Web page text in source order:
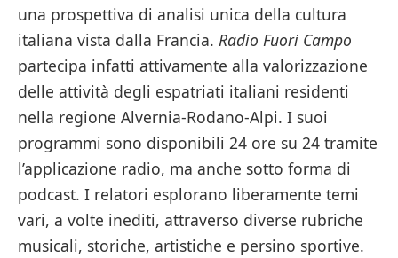
una prospettiva di analisi unica della cultura
italiana vista dalla Francia. Radio Fuori Campo
partecipa infatti attivamente alla valorizzazione
delle attività degli espatriati italiani residenti
nella regione Alvernia-Rodano-Alpi. I suoi
programmi sono disponibili 24 ore su 24 tramite
l’applicazione radio, ma anche sotto forma di
podcast. I relatori esplorano liberamente temi
vari, a volte inediti, attraverso diverse rubriche
musicali, storiche, artistiche e persino sportive.